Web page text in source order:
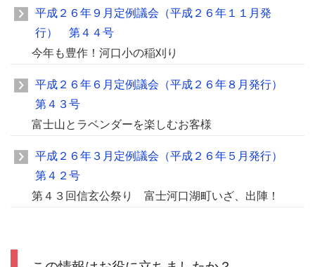
平成２６年９月定例議会（平成２６年１１月発
行） 第４４号
今年も豊作！河口小の稲刈り
平成２６年６月定例議会（平成２６年８月発行）
第４３号
富士山とラベンダーを楽しむお客様
平成２６年３月定例議会（平成２６年５月発行）
第４２号
第４３回信玄公祭り 富士河口湖町いざ、出陣！